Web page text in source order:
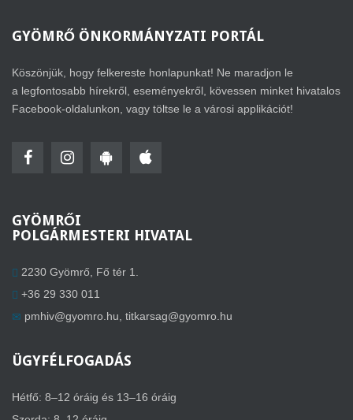
GYÖMRŐ ÖNKORMÁNYZATI PORTÁL
Köszönjük, hogy felkereste honlapunkat! Ne maradjon le
a legfontosabb hírekről, eseményekről, kövessen minket hivatalos
Facebook-oldalunkon, vagy töltse le a városi applikációt!
GYÖMRŐI
POLGÁRMESTERI HIVATAL
2230 Gyömrő, Fő tér 1.
+36 29 330 011
pmhiv@gyomro.hu titkarsag@gyomro.hu
ÜGYFÉLFOGADÁS
Hétfő: 8–12 óráig és 13–16 óráig